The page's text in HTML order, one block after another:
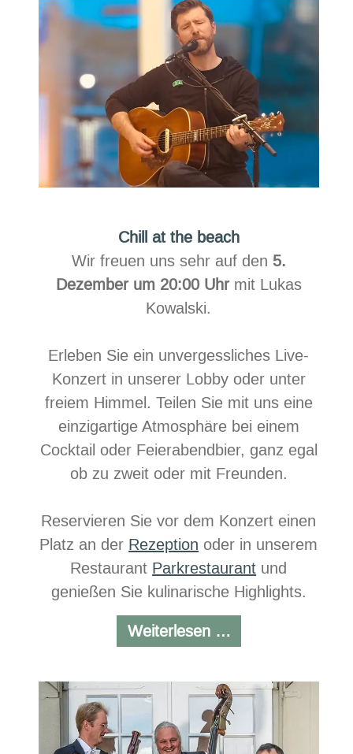
Anlässe
Chill at the beach
Wir freuen uns sehr auf den 5.
Dezember um 20:00 Uhrmit Lukas
Kowalski.
Erleben Sie ein unvergessliches Live-
Konzert in unserer Lobby oder unter
freiem Himmel. Teilen Sie mit uns eine
einzigartige Atmosphäre bei einem
Cocktail oder Feierabendbier, ganz egal
ob zu zweit oder mit Freunden.
Reservieren Sie vor dem Konzert einen
Platz an der Rezeption oder in unserem
Restaurant Parkrestaurant und
genießen Sie kulinarische Highlights.
Weiterlesen …
at
beach